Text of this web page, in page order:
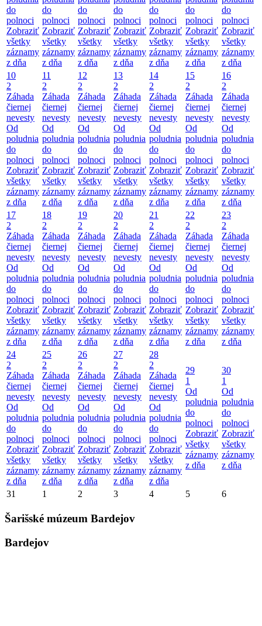
do
polnoci
Zobraziť
všetky
záznamy
z dňa
do
polnoci
Zobraziť
všetky
záznamy
z dňa
do
polnoci
Zobraziť
všetky
záznamy
z dňa
do
polnoci
Zobraziť
všetky
záznamy
z dňa
do
polnoci
Zobraziť
všetky
záznamy
z dňa
do
polnoci
Zobraziť
všetky
záznamy
z dňa
do
polnoci
Zobraziť
všetky
záznamy
z dňa
10
2
Záhada
čiernej
nevesty
Od
poludnia
do
polnoci
Zobraziť
všetky
záznamy
z dňa
11
2
Záhada
čiernej
nevesty
Od
poludnia
do
polnoci
Zobraziť
všetky
záznamy
z dňa
12
2
Záhada
čiernej
nevesty
Od
poludnia
do
polnoci
Zobraziť
všetky
záznamy
z dňa
13
2
Záhada
čiernej
nevesty
Od
poludnia
do
polnoci
Zobraziť
všetky
záznamy
z dňa
14
2
Záhada
čiernej
nevesty
Od
poludnia
do
polnoci
Zobraziť
všetky
záznamy
z dňa
15
2
Záhada
čiernej
nevesty
Od
poludnia
do
polnoci
Zobraziť
všetky
záznamy
z dňa
16
2
Záhada
čiernej
nevesty
Od
poludnia
do
polnoci
Zobraziť
všetky
záznamy
z dňa
17
2
Záhada
čiernej
nevesty
Od
poludnia
do
polnoci
Zobraziť
všetky
záznamy
z dňa
18
2
Záhada
čiernej
nevesty
Od
poludnia
do
polnoci
Zobraziť
všetky
záznamy
z dňa
19
2
Záhada
čiernej
nevesty
Od
poludnia
do
polnoci
Zobraziť
všetky
záznamy
z dňa
20
2
Záhada
čiernej
nevesty
Od
poludnia
do
polnoci
Zobraziť
všetky
záznamy
z dňa
21
2
Záhada
čiernej
nevesty
Od
poludnia
do
polnoci
Zobraziť
všetky
záznamy
z dňa
22
2
Záhada
čiernej
nevesty
Od
poludnia
do
polnoci
Zobraziť
všetky
záznamy
z dňa
23
2
Záhada
čiernej
nevesty
Od
poludnia
do
polnoci
Zobraziť
všetky
záznamy
z dňa
24
2
Záhada
čiernej
nevesty
Od
poludnia
do
polnoci
Zobraziť
všetky
záznamy
z dňa
25
2
Záhada
čiernej
nevesty
Od
poludnia
do
polnoci
Zobraziť
všetky
záznamy
z dňa
26
2
Záhada
čiernej
nevesty
Od
poludnia
do
polnoci
Zobraziť
všetky
záznamy
z dňa
27
2
Záhada
čiernej
nevesty
Od
poludnia
do
polnoci
Zobraziť
všetky
záznamy
z dňa
28
2
Záhada
čiernej
nevesty
Od
poludnia
do
polnoci
Zobraziť
všetky
záznamy
z dňa
29
1
Od
poludnia
do
polnoci
Zobraziť
všetky
záznamy
z dňa
30
1
Od
poludnia
do
polnoci
Zobraziť
všetky
záznamy
z dňa
31 1 2 3 4 5 6
Šarišské múzeum Bardejov
Bardejov